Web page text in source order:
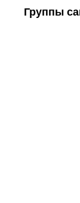
Группы